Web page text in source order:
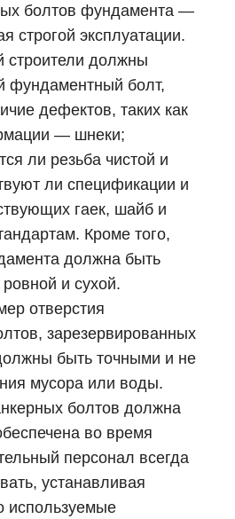
болтов фундамента —
строгой эксплуатации.
строители должны
фундаментный болт,
дефектов, таких как
— шнеки;
ли резьба чистой и
ли спецификации и
гаек, шайб и
Кроме того,
должна быть
и сухой.
отверстия
зарезервированных
быть точными и не
мусора или воды.
болтов должна
во время
персонал всегда
устанавливая
используемые